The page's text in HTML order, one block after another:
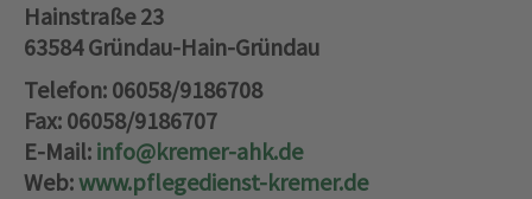
Hainstraße 23
63584 Gründau-Hain-Gründau
Telefon: 06058/9186708
Fax: 06058/9186707
E-Mail: info@kremer-ahk.de
Web:www.pflegedienst-kremer.de